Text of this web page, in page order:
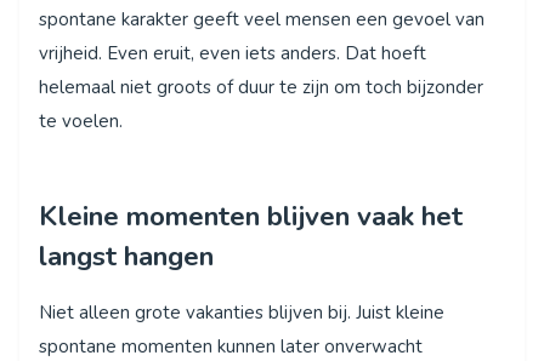
spontane karakter geeft veel mensen een gevoel van
vrijheid. Even eruit, even iets anders. Dat hoeft
helemaal niet groots of duur te zijn om toch bijzonder
te voelen.
Kleine momenten blijven vaak het
langst hangen
Niet alleen grote vakanties blijven bij. Juist kleine
spontane momenten kunnen later onverwacht